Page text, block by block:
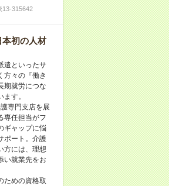
13-315642
初の人材
遣といったサ
方々の『働き
期就労につな
す。
専門支店を展
専任担当がフ
ギャップに悩
ポート。介護
方には、理想
い就業先をお
ための資格取